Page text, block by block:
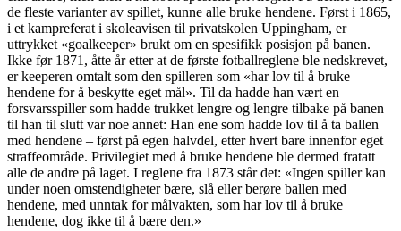
de fleste varianter av spillet, kunne alle bruke hendene. Først i 1865,
i et kampreferat i skoleavisen til privatskolen Uppingham, er
uttrykket «goalkeeper» brukt om en spesifikk posisjon på banen.
Ikke før 1871, åtte år etter at de første fotballreglene ble nedskrevet,
er keeperen omtalt som den spilleren som «har lov til å bruke
hendene for å beskytte eget mål». Til da hadde han vært en
forsvarsspiller som hadde trukket lengre og lengre tilbake på banen
til han til slutt var noe annet: Han ene som hadde lov til å ta ballen
med hendene – først på egen halvdel, etter hvert bare innenfor eget
straffeområde. Privilegiet med å bruke hendene ble dermed fratatt
alle de andre på laget. I reglene fra 1873 står det: «Ingen spiller kan
under noen omstendigheter bære, slå eller berøre ballen med
hendene, med unntak for målvakten, som har lov til å bruke
hendene, dog ikke til å bære den.»